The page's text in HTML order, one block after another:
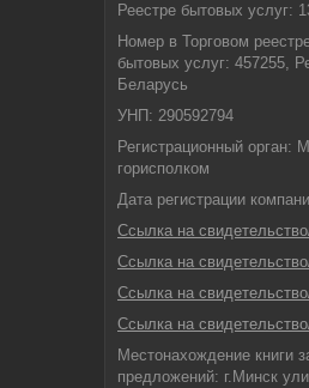
Реестре бытовых услуг:
Номер в Торговом
бытовых услуг: 457255,
Беларусь
УНП: 290592794
Регистрационный орган:
горисполком
Дата регистрации
Ссылка на
Ссылка на
Ссылка на
Ссылка на
Местонахождение книги
предложений: г.Минск